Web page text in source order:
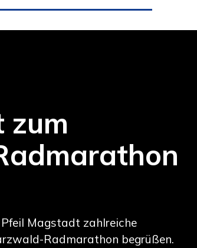
zum
Magstadt zahlreiche
Radmarathon begrüßen.